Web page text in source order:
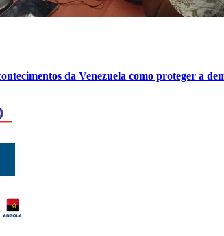
da Venezuela como proteger a